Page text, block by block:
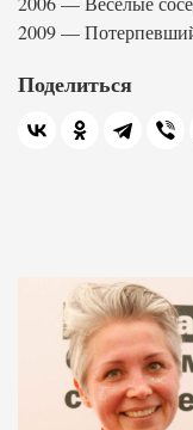
2009 —
Поделиться